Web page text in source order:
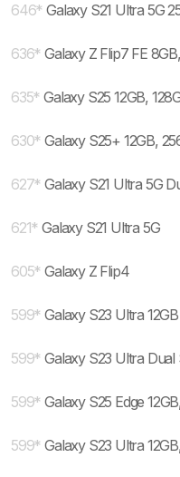
646* Galaxy S21 Ultra 5G
636* Galaxy Z Flip7 FE
635* Galaxy S25 12GB,
630* Galaxy S25+ 12GB,
627* Galaxy S21 Ultra 5G
621* Galaxy S21 Ultra 5G
605* Galaxy Z Flip4
599* Galaxy S23 Ultra 12GB
599* Galaxy S23 Ultra Dual
599* Galaxy S25 Edge
599* Galaxy S23 Ultra